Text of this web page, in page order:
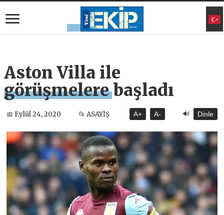
Aston Villa ile
görüşmelere başladı
📅 Eylül 24, 2020 📂 ASAYİŞ A+ A- 🔊 Dinle